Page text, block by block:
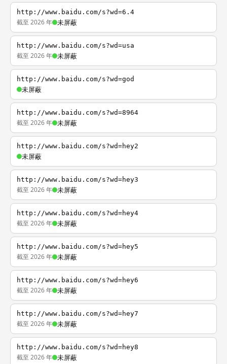
http://www.baidu.com/s?wd=6.4
截至 2026 年 未屏蔽
http://www.baidu.com/s?wd=usa
截至 2026 年 未屏蔽
http://www.baidu.com/s?wd=god
未屏蔽
http://www.baidu.com/s?wd=8964
截至 2026 年 未屏蔽
http://www.baidu.com/s?wd=hey2
未屏蔽
http://www.baidu.com/s?wd=hey3
截至 2026 年 未屏蔽
http://www.baidu.com/s?wd=hey4
截至 2026 年 未屏蔽
http://www.baidu.com/s?wd=hey5
截至 2026 年 未屏蔽
http://www.baidu.com/s?wd=hey6
截至 2026 年 未屏蔽
http://www.baidu.com/s?wd=hey7
截至 2026 年 未屏蔽
http://www.baidu.com/s?wd=hey8
截至 2026 年 未屏蔽